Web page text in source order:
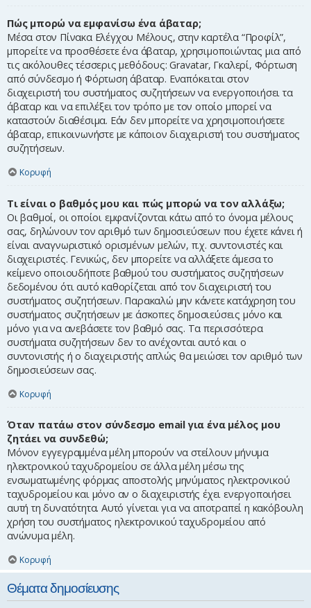
Πώς μπορώ να εμφανίσω ένα άβαταρ;
Μέσα στον Πίνακα Ελέγχου Μέλους, στην καρτέλα “Προφίλ”,
μπορείτε να προσθέσετε ένα άβαταρ, χρησιμοποιώντας μια από
τις ακόλουθες τέσσερις μεθόδους: Gravatar, Γκαλερί, Φόρτωση
από σύνδεσμο ή Φόρτωση άβαταρ. Εναπόκειται στον
διαχειριστή του συστήματος συζητήσεων να ενεργοποιήσει τα
άβαταρ και να επιλέξει τον τρόπο με τον οποίο μπορεί να
καταστούν διαθέσιμα. Εάν δεν μπορείτε να χρησιμοποιήσετε
άβαταρ, επικοινωνήστε με κάποιον διαχειριστή του συστήματος
συζητήσεων.
Κορυφή
Τι είναι ο βαθμός μου και πώς μπορώ να τον αλλάξω;
Οι βαθμοί, οι οποίοι εμφανίζονται κάτω από το όνομα μέλους
σας, δηλώνουν τον αριθμό των δημοσιεύσεων που έχετε κάνει ή
είναι αναγνωριστικό ορισμένων μελών, π.χ. συντονιστές και
διαχειριστές. Γενικώς, δεν μπορείτε να αλλάξετε άμεσα το
κείμενο οποιουδήποτε βαθμού του συστήματος συζητήσεων
δεδομένου ότι αυτό καθορίζεται από τον διαχειριστή του
συστήματος συζητήσεων. Παρακαλώ μην κάνετε κατάχρηση του
συστήματος συζητήσεων με άσκοπες δημοσιεύσεις μόνο και
μόνο για να ανεβάσετε τον βαθμό σας. Τα περισσότερα
συστήματα συζητήσεων δεν το ανέχονται αυτό και ο
συντονιστής ή ο διαχειριστής απλώς θα μειώσει τον αριθμό των
δημοσιεύσεων σας.
Κορυφή
Όταν πατάω στον σύνδεσμο email για ένα μέλος μου
ζητάει να συνδεθώ;
Μόνον εγγεγραμμένα μέλη μπορούν να στείλουν μήνυμα
ηλεκτρονικού ταχυδρομείου σε άλλα μέλη μέσω της
ενσωματωμένης φόρμας αποστολής μηνύματος ηλεκτρονικού
ταχυδρομείου και μόνο αν ο διαχειριστής έχει ενεργοποιήσει
αυτή τη δυνατότητα. Αυτό γίνεται για να αποτραπεί η κακόβουλη
χρήση του συστήματος ηλεκτρονικού ταχυδρομείου από
ανώνυμα μέλη.
Κορυφή
Θέματα δημοσίευσης